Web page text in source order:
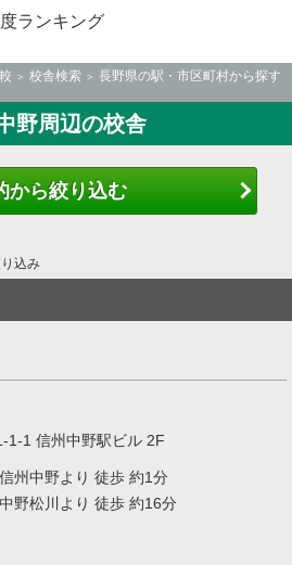
ランキング
校舎検索
長野県の駅・市区町村から探す
野周辺の校舎
から絞り込む
込み
1-1 信州中野駅ビル 2F
州中野より 徒歩 約1分
野松川より 徒歩 約16分